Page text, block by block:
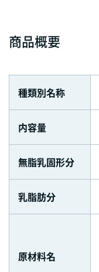
商品概要
種類別名称
内容量
無脂乳固形分
乳脂肪分
原材料名